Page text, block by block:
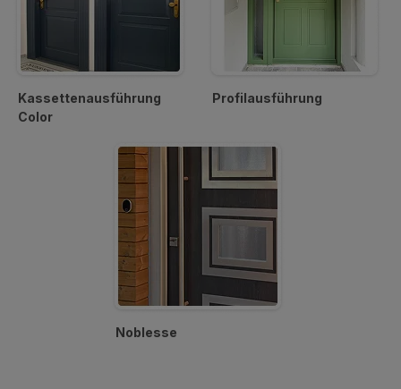
Kassettenausführung
Color
Profilausführung
Noblesse